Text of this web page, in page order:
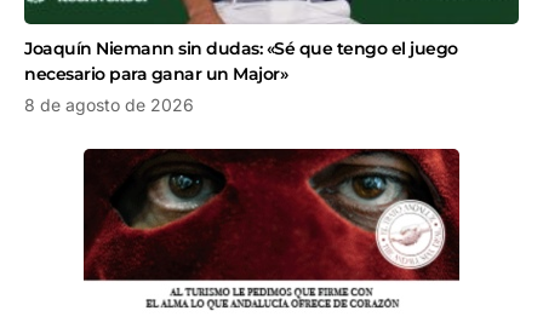
Joaquín Niemann sin dudas: «Sé que tengo el juego
necesario para ganar un Major»
8 de agosto de 2026